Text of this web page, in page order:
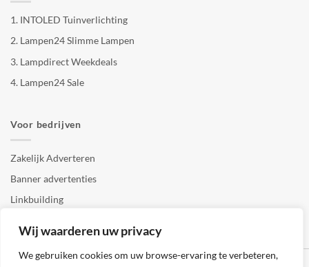
Wij waarderen uw privacy
We gebruiken cookies om uw browse-ervaring te verbeteren,
1. INTOLED Tuinverlichting
2. Lampen24 Slimme Lampen
3. Lampdirect Weekdeals
4. Lampen24 Sale
Voor bedrijven
Zakelijk Adverteren
Banner advertenties
Linkbuilding